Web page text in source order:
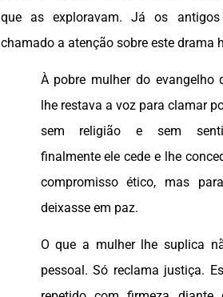
que as exploravam. Já os
chamado a atenção sobre este drama
À pobre mulher do evangelho
lhe restava a voz para clamar
sem religião e sem
finalmente ele cede e lhe
compromisso ético, mas
deixasse em paz.
O que a mulher lhe suplica
pessoal. Só reclama justiça.